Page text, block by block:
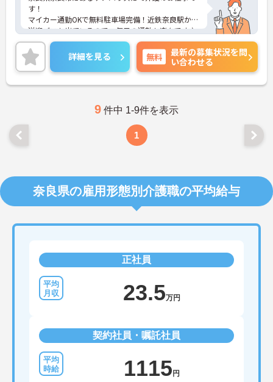
す！
マイカー通勤OKで無料駐車場完備！近鉄奈良駅から
送迎バスも出ているので、毎日の通勤も楽々です♪
残業はほとんどなくプライベートの予定も立てやす
いので、オンオフのメリハリをつけて働くことがで
きる環境です！また育児休暇取得実績もあり、小さ
なお子様がいらっしゃる方に理解があるので、安心
して働いて頂ける環境ですよ！無資格・未経験の方
ご興味がある方は是非一度マイナビまでお問合せく
詳細を見る 無料
最新の募集状況を問
い合わせる
9 件中 1-9件を表示
1
奈良県の雇用形態別介護職の平均給与
正社員
23.5万円
契約社員・嘱託社員
1115 円